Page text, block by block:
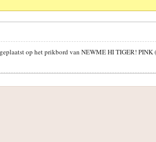
op het prikbord van NEWME HI TIGER! PINK